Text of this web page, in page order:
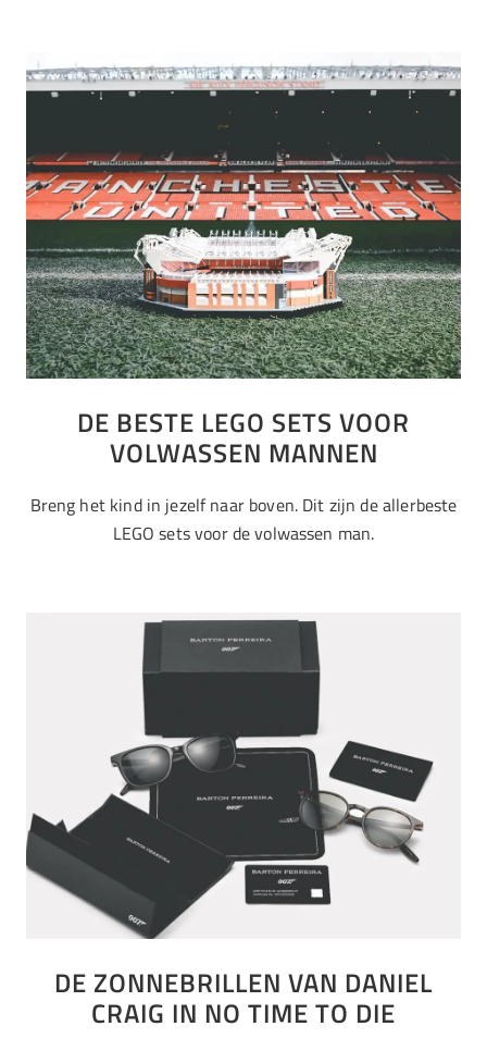
DE BESTE LEGO SETS VOOR
VOLWASSEN MANNEN
Breng het kind in jezelf naar boven. Dit zijn de allerbeste
LEGO sets voor de volwassen man.
DE ZONNEBRILLEN VAN DANIEL
CRAIG IN NO TIME TO DIE